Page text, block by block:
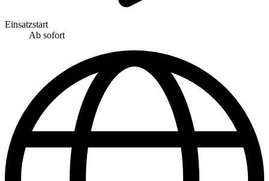
Einsatzstart
Ab sofort